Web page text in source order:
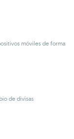
móviles de forma
de divisas